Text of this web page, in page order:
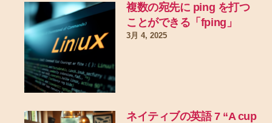
複数の宛先に ping を打つ
ことができる「fping」
3月 4, 2025
ネイティブの英語 7 “A cup